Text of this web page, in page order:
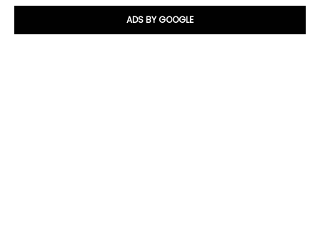
ADS BY GOOGLE